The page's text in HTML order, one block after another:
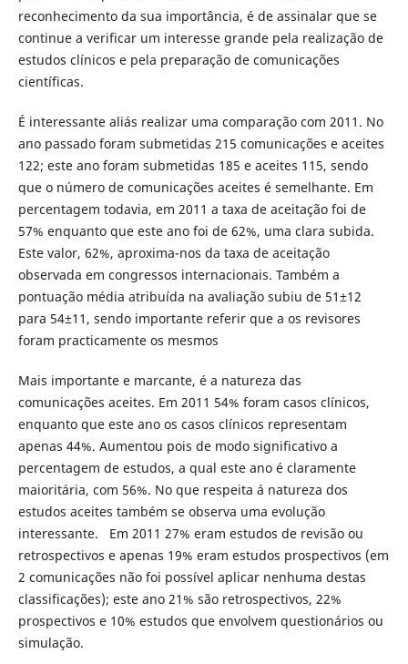
reconhecimento da sua importância, é de assinalar que se
continue a verificar um interesse grande pela realização de
estudos clínicos e pela preparação de comunicações
científicas.
É interessante aliás realizar uma comparação com 2011. No
ano passado foram submetidas 215 comunicações e aceites
122; este ano foram submetidas 185 e aceites 115, sendo
que o número de comunicações aceites é semelhante. Em
percentagem todavia, em 2011 a taxa de aceitação foi de
57% enquanto que este ano foi de 62%, uma clara subida.
Este valor, 62%, aproxima-nos da taxa de aceitação
observada em congressos internacionais. Também a
pontuação média atribuída na avaliação subiu de 51±12
para 54±11, sendo importante referir que a os revisores
foram practicamente os mesmos
Mais importante e marcante, é a natureza das
comunicações aceites. Em 2011 54% foram casos clínicos,
enquanto que este ano os casos clínicos representam
apenas 44%. Aumentou pois de modo significativo a
percentagem de estudos, a qual este ano é claramente
maioritária, com 56%. No que respeita á natureza dos
estudos aceites também se observa uma evolução
interessante. Em 2011 27% eram estudos de revisão ou
retrospectivos e apenas 19% eram estudos prospectivos (em
2 comunicações não foi possível aplicar nenhuma destas
classificações); este ano 21% são retrospectivos, 22%
prospectivos e 10% estudos que envolvem questionários ou
simulação.